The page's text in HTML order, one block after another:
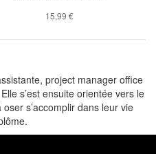
15,99 €
project manager office
s’est ensuite orientée vers le
s’accomplir dans leur vie